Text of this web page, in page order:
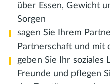
über Essen, Gewicht
Sorgen
sagen Sie Ihrem
Partnerschaft und mit
geben Sie Ihr soziales
Freunde und pflegen